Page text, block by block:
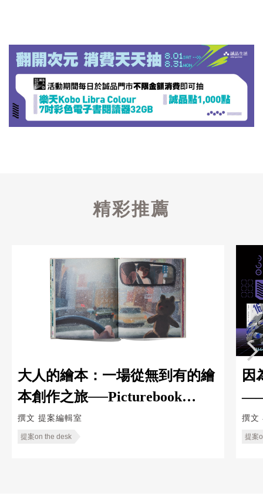
精彩推薦
大人的繪本：一場從無到有的繪
本創作之旅──Picturebook
Makers Part 2
撰文 提案編輯室
提案on the desk
因
——
撰文
提案